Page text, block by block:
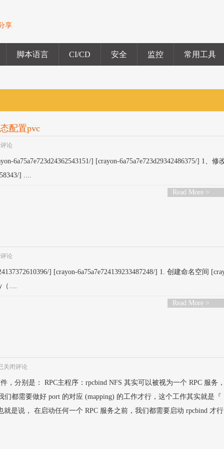
享
脚本语言 CI/CD 安全 监控 常用工具
配置pvc
论
6a75a7e723d24362543151/] [crayon-6a75a7e723d29342486375/] 1、修
] ....
Read More >
论
] [crayon-6a75a7e724139233487248/] 1. 创建命名空间
（....
Read More >
关闭评论
，分别是： RPC主程序：rpcbind NFS 其实可以被视为一个 RPC 服务
们都需要做好 port 的对应 (mapping) 的工作才行，这个工作其实就是『
就是说， 在启动任何一个 RPC 服务之前，我们都需要启动 rpcbind 才